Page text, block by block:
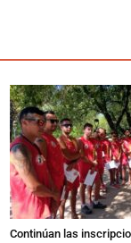
Continúan las